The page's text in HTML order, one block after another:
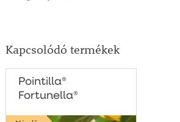
Kapcsolódó termékek
Pointilla®
Fortunella®